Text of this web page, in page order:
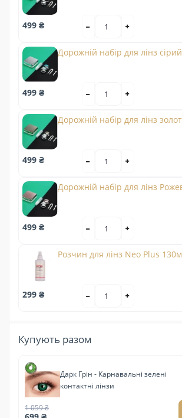
499 ₴
Дорожній набір для лінз сірий
499 ₴
Дорожній набір для лінз
499 ₴
Дорожній набір для лінз
499 ₴
Розчин для лінз Neo Plus
299 ₴
Купують разом
Дарк Грін - Карнавальні зелені
контактні лінзи
1 059 ₴